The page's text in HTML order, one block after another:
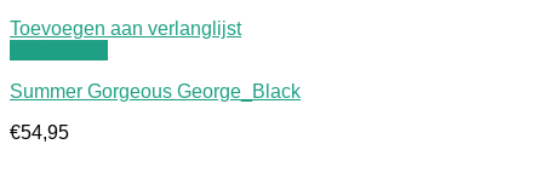
Toevoegen aan verlanglijst
Summer Gorgeous George_Black
€54,95